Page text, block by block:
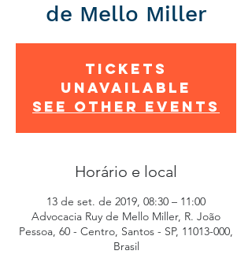
de Mello Miller
Tickets
Unavailable
See other events
Horário e local
13 de set. de 2019, 08:30 – 11:00
Advocacia Ruy de Mello Miller, R. João
Pessoa, 60 - Centro, Santos - SP, 11013-000,
Brasil